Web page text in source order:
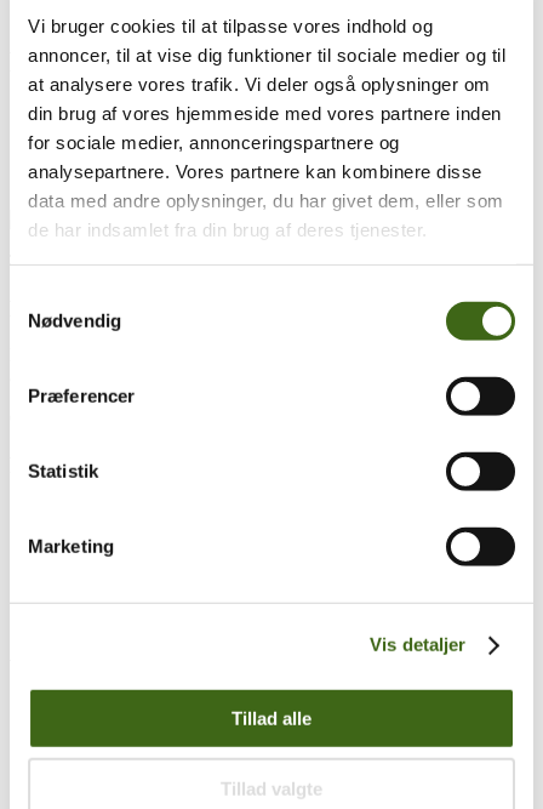
Vi bruger cookies til at tilpasse vores indhold og
annoncer, til at vise dig funktioner til sociale medier og til
at analysere vores trafik. Vi deler også oplysninger om
din brug af vores hjemmeside med vores partnere inden
for sociale medier, annonceringspartnere og
analysepartnere. Vores partnere kan kombinere disse
data med andre oplysninger, du har givet dem, eller som
de har indsamlet fra din brug af deres tjenester.
Nødvendig
Præferencer
Statistik
Marketing
Vis detaljer
Tillad alle
Tillad valgte
FDB 1325
FADB
FDB 1325
Træk og slip
Foreningen af Danske Buejægere (FADB)
Populære sider
Vedtægter
Lokalforeninger
Om brug af siden